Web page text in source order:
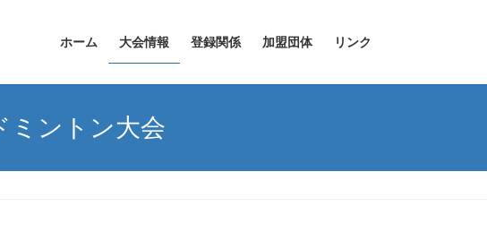
ホーム 大会情報 登録関係 加盟団体 リンク
ントン大会